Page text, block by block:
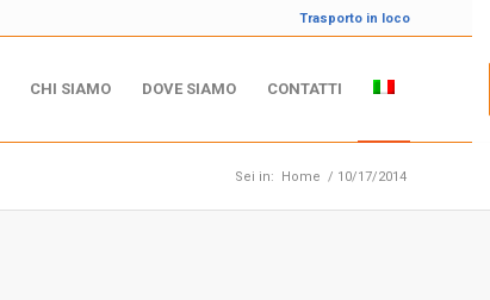
Trasporto in loco
CHI SIAMO DOVE SIAMO CONTATTI
Sei in: Home / 10/17/2014